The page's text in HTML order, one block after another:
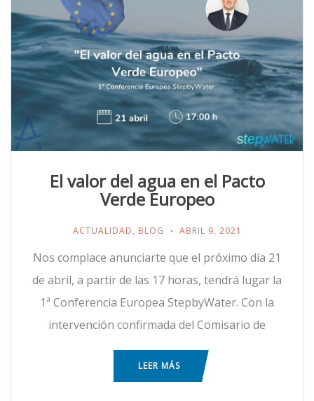
El valor del agua en el Pacto
Verde Europeo
ACTUALIDAD, BLOG ABRIL 9, 2021
Nos complace anunciarte que el próximo día 21
de abril, a partir de las 17 horas, tendrá lugar la
1ª Conferencia Europea StepbyWater. Con la
intervención confirmada del Comisario de
LEER MÁS